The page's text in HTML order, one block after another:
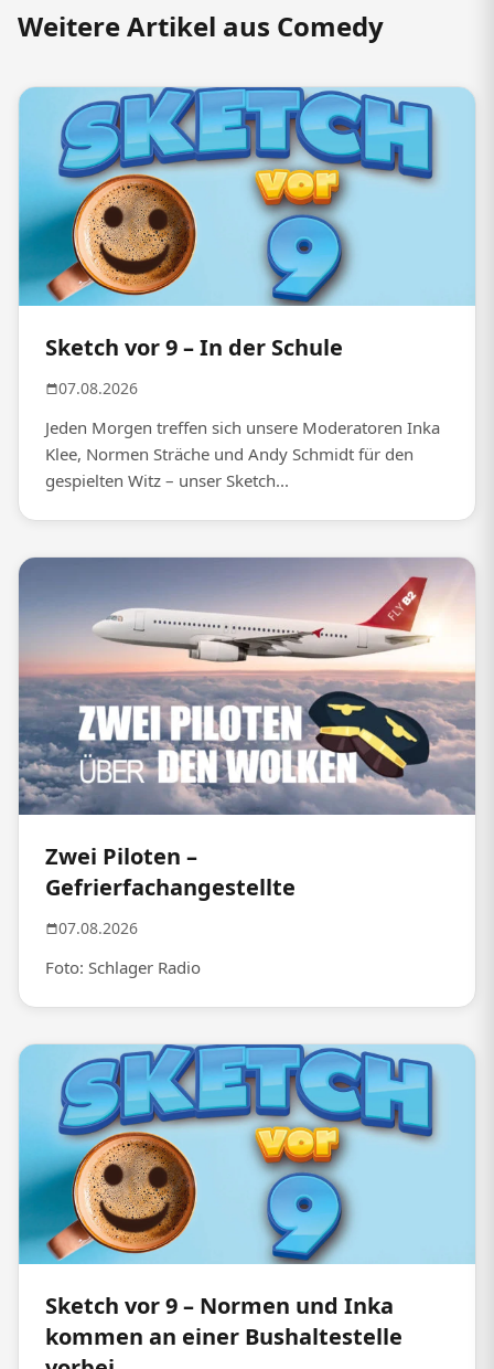
Weitere Artikel aus Comedy
Sketch vor 9 – In der Schule
07.08.2026
Jeden Morgen treffen sich unsere Moderatoren Inka
Klee, Normen Sträche und Andy Schmidt für den
gespielten Witz – unser Sketch...
Zwei Piloten –
Gefrierfachangestellte
07.08.2026
Foto: Schlager Radio
Sketch vor 9 – Normen und Inka
kommen an einer Bushaltestelle